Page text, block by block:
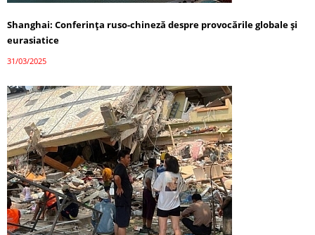
Shanghai: Conferința ruso-chineză despre provocările globale și
eurasiatice
31/03/2025